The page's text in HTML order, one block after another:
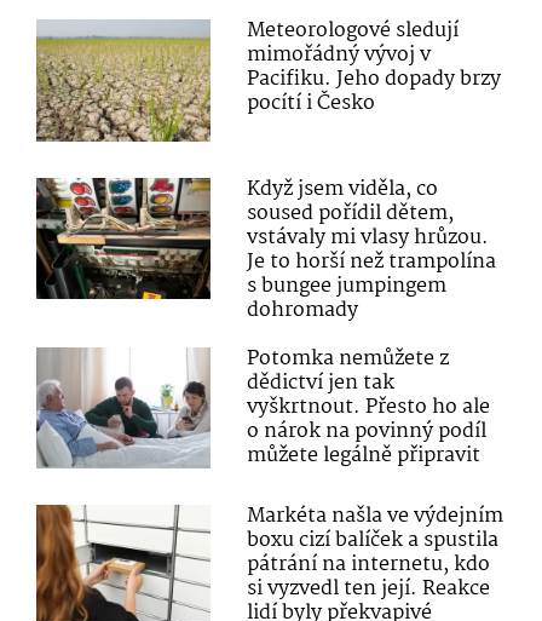
Meteorologové sledují
mimořádný vývoj v
Pacifiku. Jeho dopady brzy
pocítí i Česko
Když jsem viděla, co
soused pořídil dětem,
vstávaly mi vlasy hrůzou.
Je to horší než trampolína
s bungee jumpingem
dohromady
Potomka nemůžete z
dědictví jen tak
vyškrtnout. Přesto ho ale
o nárok na povinný podíl
můžete legálně připravit
Markéta našla ve výdejním
boxu cizí balíček a spustila
pátrání na internetu, kdo
si vyzvedl ten její. Reakce
lidí byly překvapivé